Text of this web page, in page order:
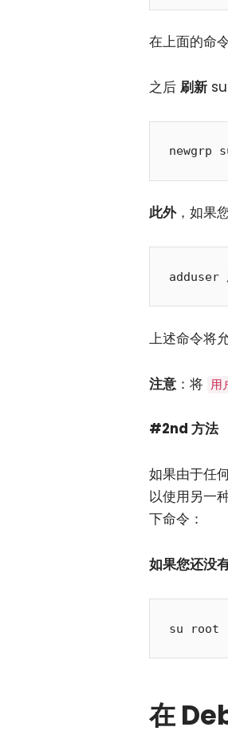
在上面的命
之后 刷新
newgrp
此外，如果
adduser
上述命令将
注意 ：将 用
#2nd 方法
如果由于任
以使用另一
下命令：
如果您还没
su root
在